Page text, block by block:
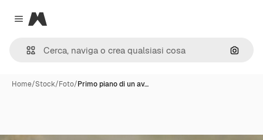
Close menu
Magnific
Cerca
Home/Stock/Foto/Primo piano di un av…